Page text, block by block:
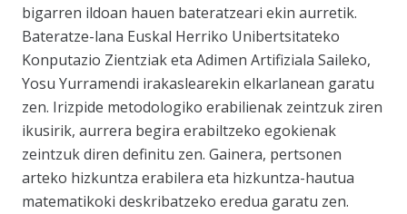
bigarren ildoan hauen bateratzeari ekin aurretik.
Bateratze-lana Euskal Herriko Unibertsitateko
Konputazio Zientziak eta Adimen Artifiziala Saileko,
Yosu Yurramendi irakaslearekin elkarlanean garatu
zen. Irizpide metodologiko erabilienak zeintzuk ziren
ikusirik, aurrera begira erabiltzeko egokienak
zeintzuk diren definitu zen. Gainera, pertsonen
arteko hizkuntza erabilera eta hizkuntza-hautua
matematikoki deskribatzeko eredua garatu zen.